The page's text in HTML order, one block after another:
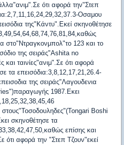
ότι αφορά την"Στεπ
Οσαμου
της"Κάντυ".Εκεί σκηνοθέτησε
στο"Ντραγκονμπολ"το 123 και το
της σειράς"Ashita no
ταινίες"ανιμ".Σε ότι αφορά
τα επεισόδια:3,8,12,17,21,26.4-
της σειράς"Λαγουδενια
1987.Εκει
Boshi
σκηνοθέτησε τα
επίσης και
ότι αφορά την "Στεπ Τζουν"εκεί